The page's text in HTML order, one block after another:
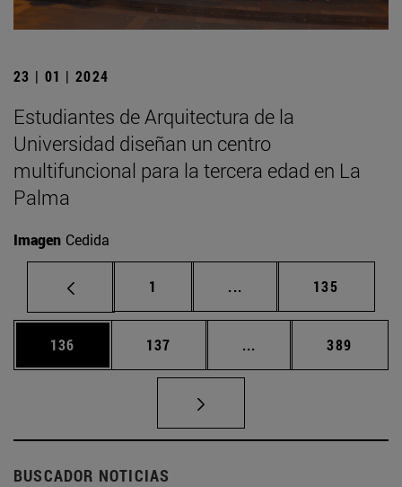
23 | 01 | 2024
Estudiantes de Arquitectura de la
Universidad diseñan un centro
multifuncional para la tercera edad en La
Palma
Imagen Cedida
Página
1 ... Páginas intermedias
Página
135
Página
136 Página
137 ... Páginas intermedias
Página
389
BUSCADOR NOTICIAS